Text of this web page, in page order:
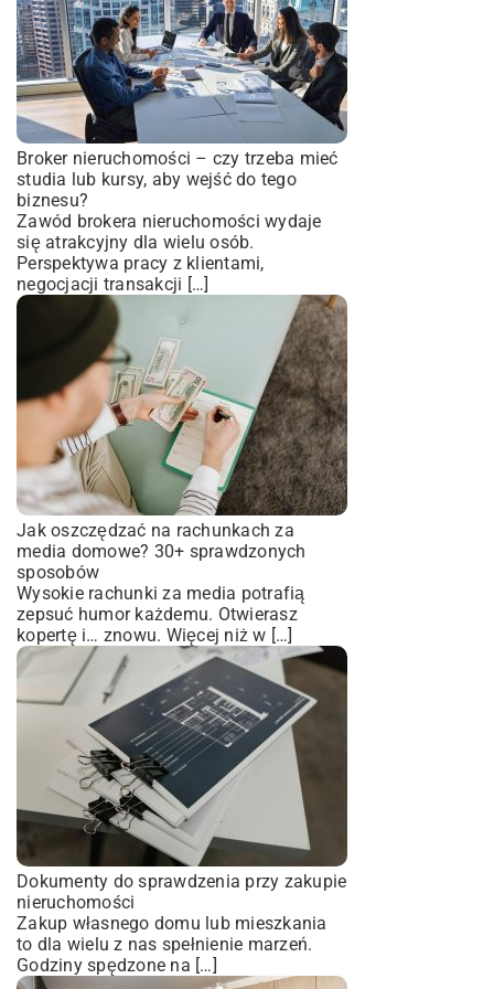
Broker nieruchomości – czy trzeba mieć
studia lub kursy, aby wejść do tego
biznesu?
Zawód brokera nieruchomości wydaje
się atrakcyjny dla wielu osób.
Perspektywa pracy z klientami,
negocjacji transakcji […]
Jak oszczędzać na rachunkach za
media domowe? 30+ sprawdzonych
sposobów
Wysokie rachunki za media potrafią
zepsuć humor każdemu. Otwierasz
kopertę i… znowu. Więcej niż w […]
Dokumenty do sprawdzenia przy zakupie
nieruchomości
Zakup własnego domu lub mieszkania
to dla wielu z nas spełnienie marzeń.
Godziny spędzone na […]